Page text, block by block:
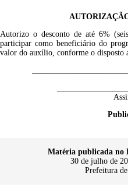
Autorizo o desconto de até 6%
participar como beneficiário do
valor do auxílio, conforme o disposto
Matéria publicada no
30 de julho de
Prefeitura